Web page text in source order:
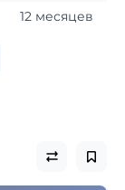
12 месяцев